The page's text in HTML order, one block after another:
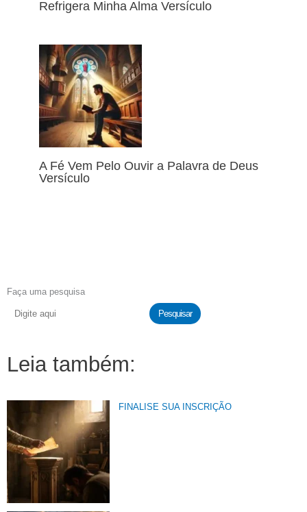
Refrigera Minha Alma Versículo
A Fé Vem Pelo Ouvir a Palavra de Deus
Versículo
Faça uma pesquisa
Pesquisar
Leia também:
FINALISE SUA INSCRIÇÃO